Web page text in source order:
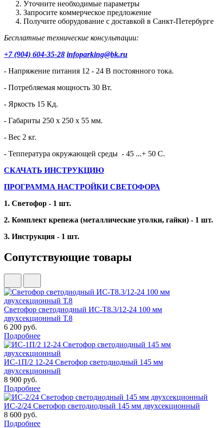
Уточните необходимые параметры
Запросите коммерческое предложение
Получите оборудование с доставкой в Санкт-Петербурге
Бесплатные технические консультации:
+7 (904) 604-35-28 infoparking@bk.ru
- Напряжение питания 12 - 24 В постоянного тока.
- Потребляемая мощность 30 Вт.
- Яркость 15 Кд.
- Габариты 250 х 250 х 55 мм.
- Вес 2 кг.
- Теппература окружающей среды - 45 ...+ 50 С.
СКАЧАТЬ ИНСТРУКЦИЮ
ПРОГРАММА НАСТРОЙКИ СВЕТОФОРА
1. Светофор - 1 шт.
2. Комплект крепежа (металлические уголки, гайки) - 1 шт.
3. Инструкция - 1 шт.
Сопутствующие товары
Светофор светодиодный ИС-Т8.3/12-24 100 мм
двухсекционный Т.8
6 200 руб.
Подробнее
ИС-1П/2 12-24 Светофор светодиодный 145 мм
двухсекционный
8 900 руб.
Подробнее
ИС-2/24 Светофор светодиодный 145 мм двухсекционный
8 600 руб.
Подробнее